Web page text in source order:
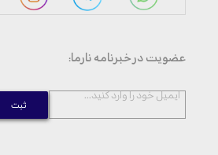
:عضویت در خبرنامه نارما
ثبت
...ایمیل خود را وارد کنید